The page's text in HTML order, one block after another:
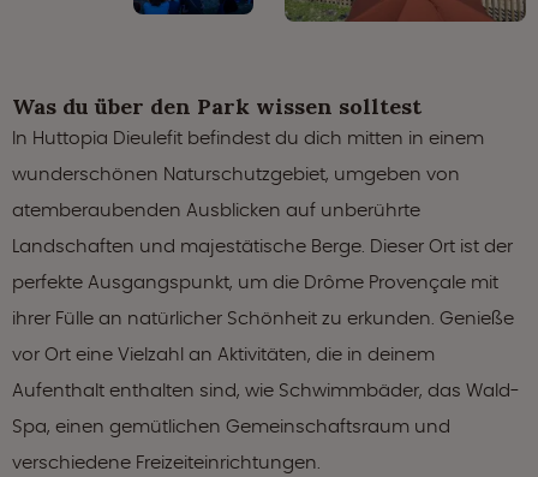
Was du über den Park wissen solltest
In Huttopia Dieulefit befindest du dich mitten in einem
wunderschönen Naturschutzgebiet, umgeben von
atemberaubenden Ausblicken auf unberührte
Landschaften und majestätische Berge. Dieser Ort ist der
perfekte Ausgangspunkt, um die Drôme Provençale mit
ihrer Fülle an natürlicher Schönheit zu erkunden. Genieße
vor Ort eine Vielzahl an Aktivitäten, die in deinem
Aufenthalt enthalten sind, wie Schwimmbäder, das Wald-
Spa, einen gemütlichen Gemeinschaftsraum und
verschiedene Freizeiteinrichtungen.